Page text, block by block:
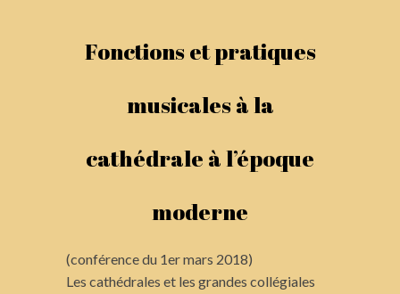
Fonctions et pratiques
musicales à la
cathédrale à l’époque
moderne
(conférence du 1er mars 2018)
Les cathédrales et les grandes collégiales